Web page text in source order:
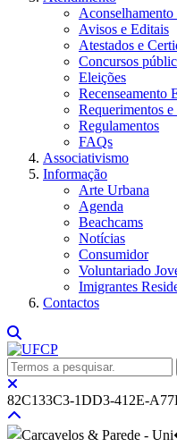
Avisos e Editais
Atestados e
Concursos
Eleições
Recenseamento
Requerimentos
Regulamentos
FAQs
Associativismo
Informação
Arte Urbana
Agenda
Beachcams
Notícias
Consumidor
Voluntariado
Imigrantes
Contactos
82C133C3-1DD3-412E-